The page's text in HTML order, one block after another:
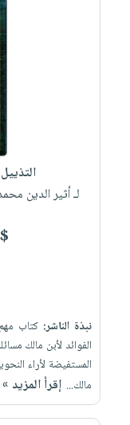
لـ أثير الدين
نبذة الناشر:كتاب
الفوائد لأبن مالك
المستفيضة لأراء
مالك... إقرأ المزيد »